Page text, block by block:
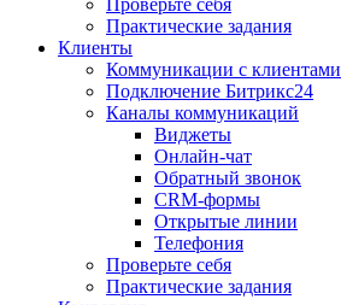
Проверьте себя
Практические задания
Клиенты
Коммуникации с клиентами
Подключение Битрикс24
Каналы коммуникаций
Виджеты
Онлайн-чат
Обратный звонок
CRM-формы
Открытые линии
Телефония
Проверьте себя
Практические задания